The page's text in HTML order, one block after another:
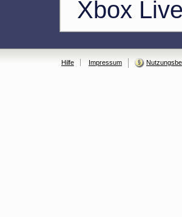
Xbox Live
Hilfe Impressum